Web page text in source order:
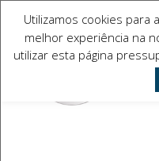
Utilizamos cookies para
melhor experiência na
utilizar esta página